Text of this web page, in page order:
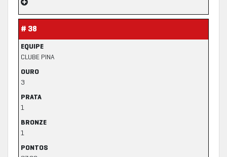
# 38
EQUIPE
CLUBE PINA
OURO
3
PRATA
1
BRONZE
1
PONTOS